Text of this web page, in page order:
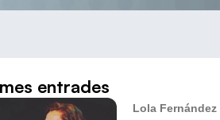
entrades
Lola